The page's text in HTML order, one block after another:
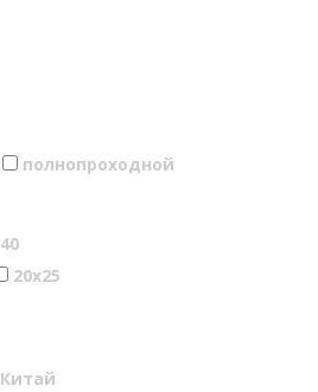
полнопроходной
40
20х25
Китай